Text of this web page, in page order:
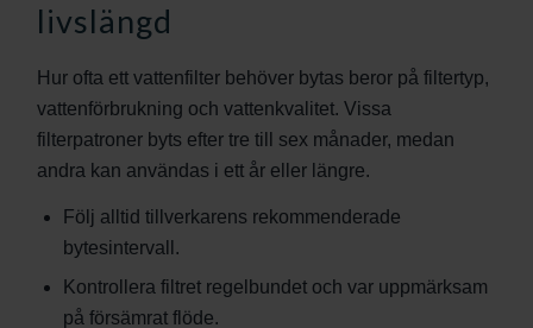
livslängd
Hur ofta ett vattenfilter behöver bytas beror på filtertyp,
vattenförbrukning och vattenkvalitet. Vissa
filterpatroner byts efter tre till sex månader, medan
andra kan användas i ett år eller längre.
Följ alltid tillverkarens rekommenderade
bytesintervall.
Kontrollera filtret regelbundet och var uppmärksam
på försämrat flöde.